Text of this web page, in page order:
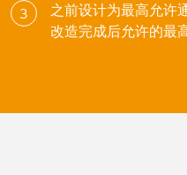
3
之前设计为最高允许
改造完成后允许的最